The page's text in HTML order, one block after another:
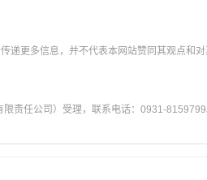
递更多信息，并不代表本网站赞同其观点和
责任公司）受理，联系电话：0931-8159799